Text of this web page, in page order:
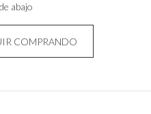
abajo
COMPRANDO